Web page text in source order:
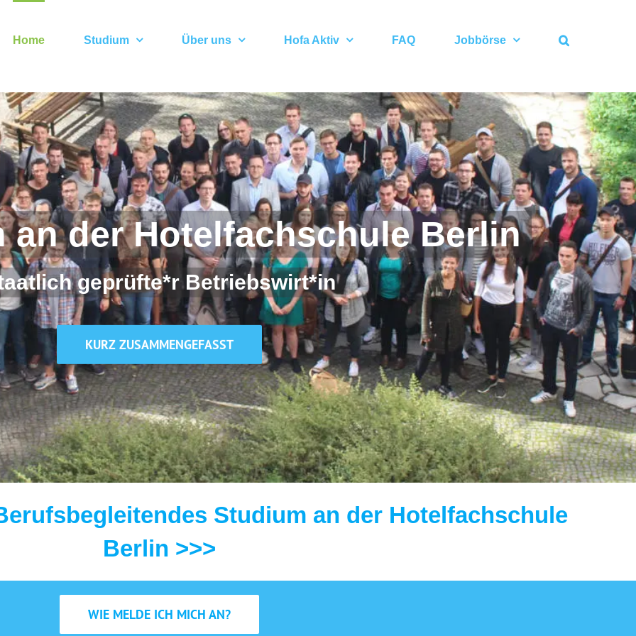
Home Studium Über uns Hofa Aktiv FAQ Jobbörse
an der Hotelfachschule Berlin
geprüfte*r Betriebswirt*in
KURZ ZUSAMMENGEFASST
Studium an der Hotelfachschule
Berlin >>>
WIE MELDE ICH MICH AN?